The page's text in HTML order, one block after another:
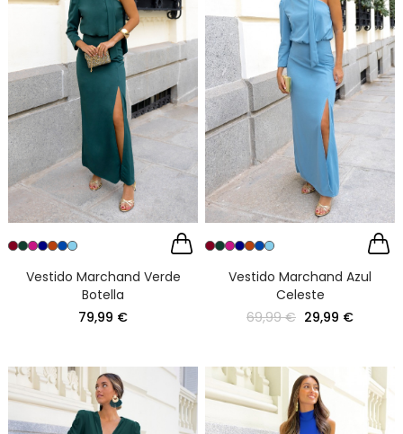
Vestido Marchand Verde
Botella
79,99 €
Vestido Marchand Azul
Celeste
69,99 € 29,99 €